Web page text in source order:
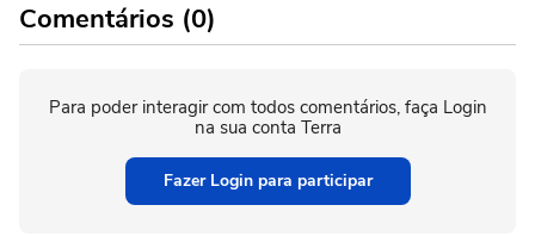
Comentários (0)
Para poder interagir com todos comentários, faça Login
na sua conta Terra
Fazer Login para participar